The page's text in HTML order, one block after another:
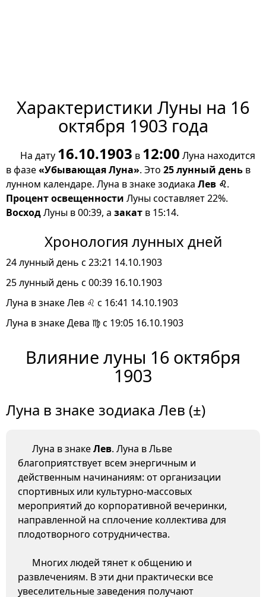
Характеристики Луны на 16
октября 1903 года
На дату 16.10.1903 в 12:00 Луна находится
в фазе«Убывающая Луна». Это 25 лунный день в
лунном календаре. Луна в знаке зодиака Лев ♌.
Процент освещенности Луны составляет 22%.
ВосходЛуны в 00:39, а закат в 15:14.
Хронология лунных дней
24 лунный день с 23:21 14.10.1903
25 лунный день с 00:39 16.10.1903
Луна в знаке Лев ♌ с 16:41 14.10.1903
Луна в знаке Дева ♍ с 19:05 16.10.1903
Влияние луны 16 октября
1903
Луна в знаке зодиака Лев (±)
Луна в знакеЛев. Луна в Льве
благоприятствует всем энергичным и
действенным начинаниям: от организации
спортивных или культурно-массовых
мероприятий до корпоративной вечеринки,
направленной на сплочение коллектива для
плодотворного сотрудничества.
Многих людей тянет к общению и
развлечениям. В эти дни практически все
увеселительные заведения получают